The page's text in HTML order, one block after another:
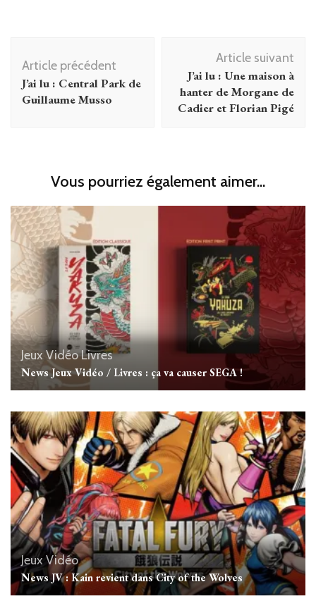
d'article
Article précédent
J’ai lu : Central Park de
Guillaume Musso
Article suivant
J’ai lu : Une maison à
hanter de Morgane de
Cadier et Florian Pigé
Vous pourriez également aimer...
Jeux VidéoLivres
News Jeux Vidéo / Livres : ça va causer SEGA !
Jeux Vidéo
News JV : Kain revient dans City of the Wolves